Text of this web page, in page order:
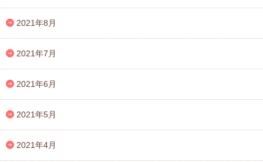
2021年8月
2021年7月
2021年6月
2021年5月
2021年4月